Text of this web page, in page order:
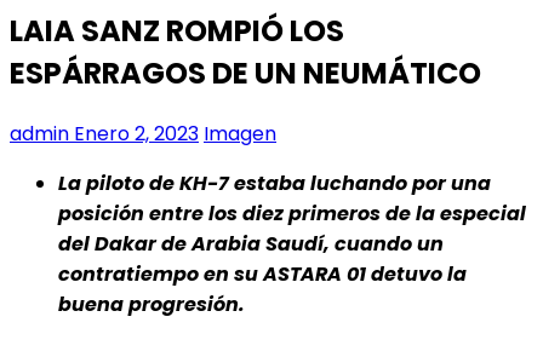
LAIA SANZ ROMPIÓ LOS
ESPÁRRAGOS DE UN NEUMÁTICO
admin Enero 2, 2023 Imagen
La piloto de KH-7 estaba luchando por una
posición entre los diez primeros de la especial
del Dakar de Arabia Saudí, cuando un
contratiempo en su ASTARA 01 detuvo la
buena progresión.